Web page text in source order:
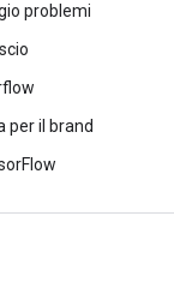
problemi
per il brand